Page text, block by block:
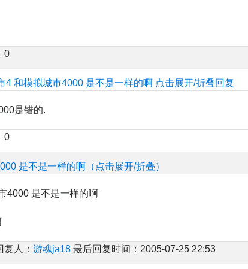
0
4 和模拟城市4000 是不是一样的啊 点击展开/折叠回复
是错的.
0
是不是一样的啊（点击展开/折叠）
4000 是不是一样的啊
人： 游魂ja18 最后回复时间：2005-07-25 22:53